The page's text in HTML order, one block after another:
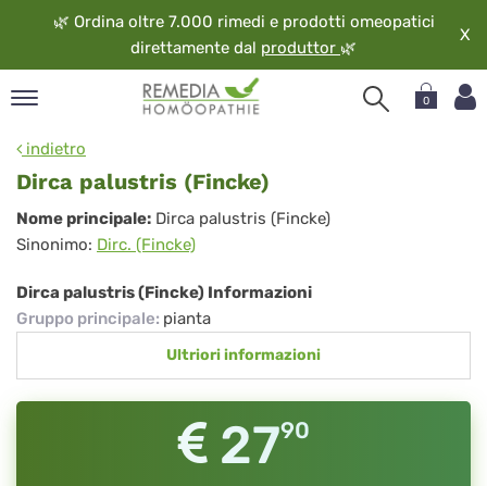
🌿 Ordina oltre 7.000 rimedi e prodotti omeopatici
direttamente dal produttor 🌿
X
0
indietro
Dirca palustris (Fincke)
Dirca
palustris
(Fincke)
Nome principale: Dirca palustris (Fincke)
Sinonimo: Dirc. (Fincke)
Dirca palustris (Fincke) Informazioni
Gruppo principale: pianta
Ultriori informazioni
2790